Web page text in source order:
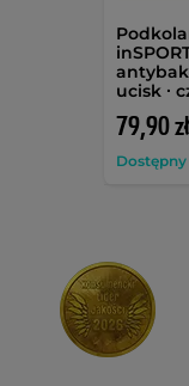
ucisk ∙
79,90 zł
Dostępny